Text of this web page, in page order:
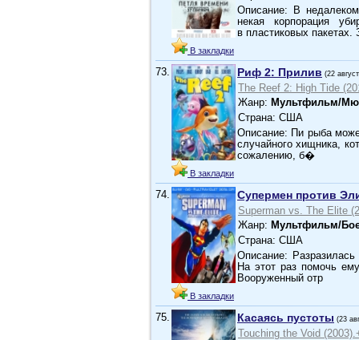
В закладки
Описание: В
некая корпорация
в пластиковых
73.
В закладки
Риф 2: Прилив (22
The Reef 2: High Tide
Жанр: Мультфильм/
Страна: США
Описание: Пи рыба
случайного хищника,
сожалению, б�
74.
В закладки
Супермен против
Superman vs. The Elite
Жанр: Мультфильм/
Страна: США
Описание:
На этот раз помочь
Вооруженный отр
75. Касаясь пустоты (23
Touching the Void